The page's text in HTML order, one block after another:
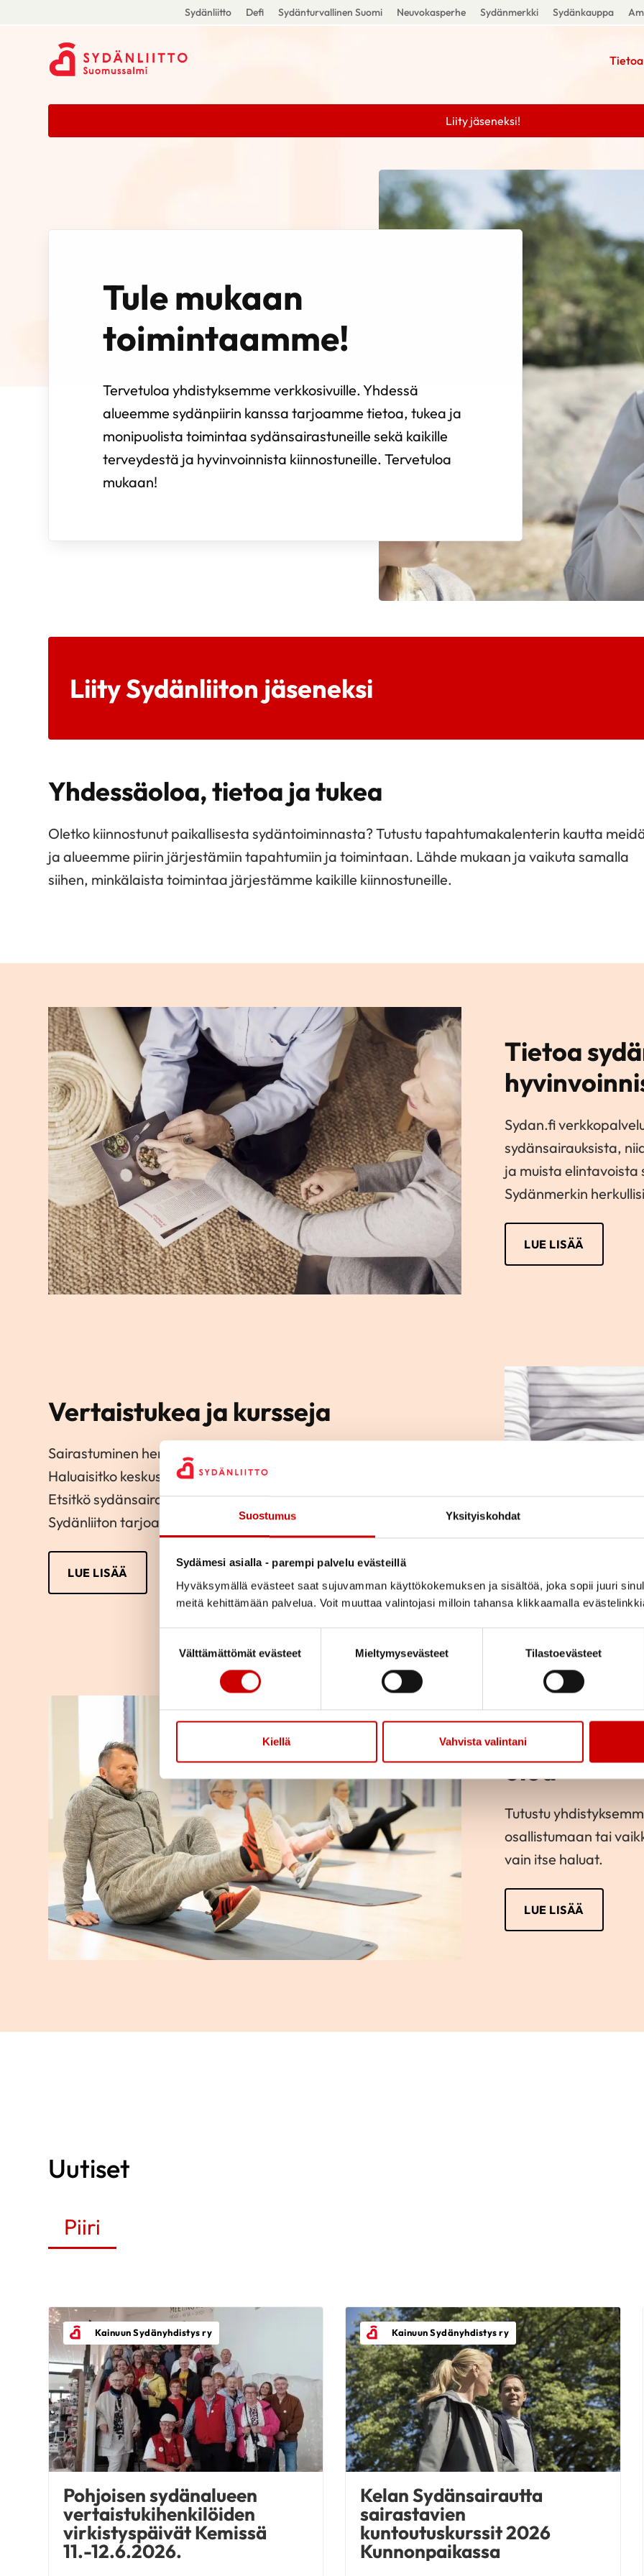
Suostumus Yksityiskohdat
Sydämesi asialla - parempi palvelu evästeillä
Hyväksymällä evästeet saat sujuvamman käyttökokemuksen ja sisältöä, joka sopii juuri
meitä kehittämään palvelua. Voit muuttaa valintojasi milloin tahansa klikkaamalla
Välttämättömät evästeet
Mieltymysevästeet Tilastoevästeet
Kiellä Vahvista valintani
Sydänliitto Defi Sydänturvallinen Suomi Neuvokasperhe Sydänmerkki Sydänkauppa
Tietoa
Liity jäseneksi!
Tule mukaan
toimintaamme!
Tervetuloa yhdistyksemme verkkosivuille. Yhdessä
alueemme sydänpiirin kanssa tarjoamme tietoa, tukea ja
monipuolista toimintaa sydänsairastuneille sekä kaikille
terveydestä ja hyvinvoinnista kiinnostuneille. Tervetuloa
mukaan!
Liity Sydänliiton jäseneksi
Yhdessäoloa, tietoa ja tukea
Oletko kiinnostunut paikallisesta sydäntoiminnasta? Tutustu tapahtumakalenterin kautta
ja alueemme piirin järjestämiin tapahtumiin ja toimintaan. Lähde mukaan ja vaikuta samalla
siihen, minkälaista toimintaa järjestämme kaikille kiinnostuneille.
Tietoa
Sydan.fi
sydänsairauksista,
ja muista elintavoista
Sydänmerkin
LUE LISÄÄ
Vertaistukea ja kursseja
Sairastuminen herättää usein monia huolia ja kysymyksiä.
Haluaisitko keskustella koulutetun vertaistukihenkilön kanssa?
Etsitkö sydänsairastuneille tarkoitettuja kursseja? Tutustu
Sydänliiton tarjoamaan tukeen sairastuneille.
LUE LISÄÄ
oloa
Tutustu
osallistumaan tai
vain itse haluat.
LUE LISÄÄ
Uutiset
Piiri
Kainuun Sydänyhdistys ry
Pohjoisen sydänalueen
vertaistukihenkilöiden
virkistyspäivät Kemissä
11.-12.6.2026.
Kainuun Sydänyhdistys ry
Kelan Sydänsairautta
sairastavien
kuntoutuskurssit 2026
Kunnonpaikassa